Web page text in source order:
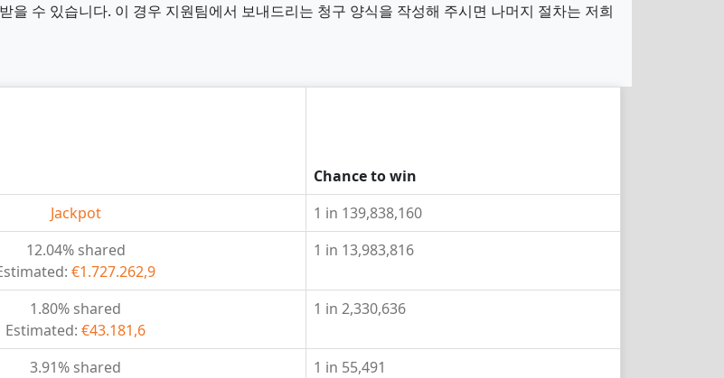
을 수 있습니다. 이 경우 지원팀에서 보내드리는 청구 양식을 작성해 주시면 나머지 절차는 저희
Chance to win
Jackpot
1 in 139,838,160
12.04% shared
€1.727.262,9
1 in 13,983,816
1.80% shared
Estimated: €43.181,6
1 in 2,330,636
3.91% shared
1 in 55,491